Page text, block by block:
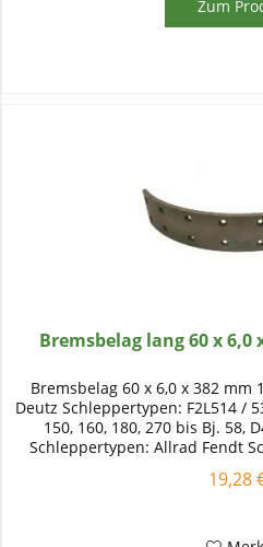
Zum
Bremsbelag lang 60 x
Bremsbelag 60 x 6,0 x 382 mm
Deutz Schleppertypen: F2L514 /
150, 160, 180, 270 bis Bj. 58,
Schleppertypen: Allrad Fendt
19,28